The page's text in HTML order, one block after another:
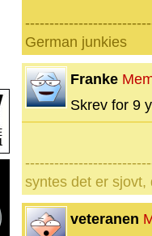
German junkies
Franke
Skrev for 9
syntes det er
veteranen